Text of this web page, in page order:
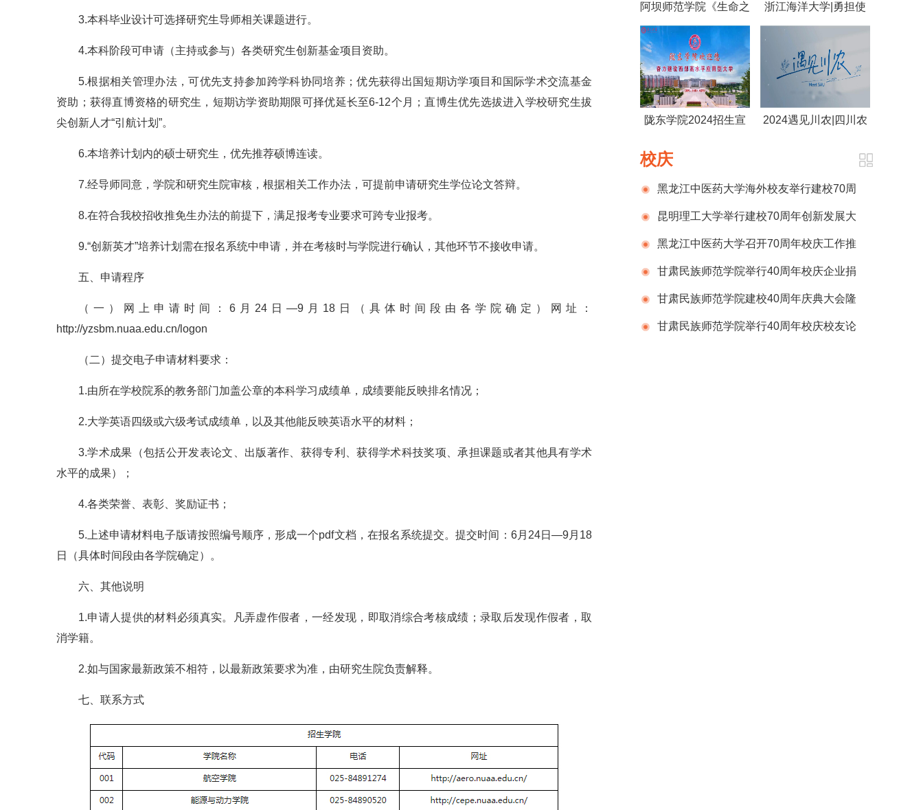
3.本科毕业设计可选择研究生导师相关课题进行。
4.本科阶段可申请（主持或参与）各类研究生创新基金项目资助。
5.根据相关管理办法，可优先支持参加跨学科协同培养；优先获得出国短期访学项目和国际学术交流基金
资助；获得直博资格的研究生，短期访学资助期限可择优延长至6-12个月；直博生优先选拔进入学校研究生拔
尖创新人才“引航计划”。
6.本培养计划内的硕士研究生，优先推荐硕博连读。
7.经导师同意，学院和研究生院审核，根据相关工作办法，可提前申请研究生学位论文答辩。
8.在符合我校招收推免生办法的前提下，满足报考专业要求可跨专业报考。
9.“创新英才”培养计划需在报名系统中申请，并在考核时与学院进行确认，其他环节不接收申请。
五、申请程序
（一）网上申请时间：6月24日—9月18日（具体时间段由各学院确定）网址：
http://yzsbm.nuaa.edu.cn/logon
（二）提交电子申请材料要求：
1.由所在学校院系的教务部门加盖公章的本科学习成绩单，成绩要能反映排名情况；
2.大学英语四级或六级考试成绩单，以及其他能反映英语水平的材料；
3.学术成果（包括公开发表论文、出版著作、获得专利、获得学术科技奖项、承担课题或者其他具有学术
水平的成果）；
4.各类荣誉、表彰、奖励证书；
5.上述申请材料电子版请按照编号顺序，形成一个pdf文档，在报名系统提交。提交时间：6月24日—9月18
日（具体时间段由各学院确定）。
六、其他说明
1.申请人提供的材料必须真实。凡弄虚作假者，一经发现，即取消综合考核成绩；录取后发现作假者，取
消学籍。
2.如与国家最新政策不相符，以最新政策要求为准，由研究生院负责解释。
七、联系方式
阿坝师范学院《生命之
树》
浙江海洋大学|勇担使
色鲜明，国内一流的海
洋大学而奋斗！
陇东学院2024招生宣 2024遇见川农|四川农
校庆
黑龙江中医药大学海外校友举行建校70周
年庆祝活动
昆明理工大学举行建校70周年创新发展大
会 黑龙江中医药大学召开70周年校庆工作推
进会议甘肃民族师范学院举行40周年校庆企业捐
赠仪式甘肃民族师范学院建校40周年庆典大会隆
重举行甘肃民族师范学院举行40周年校庆校友论